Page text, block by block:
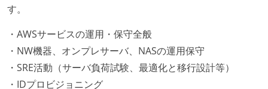
す。
・AWSサービスの運用・保守全般
・NW機器、オンプレサーバ、NASの運用保守
・SRE活動（サーバ負荷試験、最適化と移行設計等）
・IDプロビジョニング